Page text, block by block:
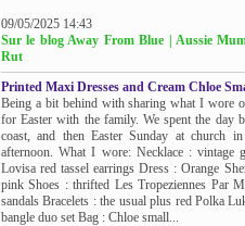
09/05/2025 14:43
Sur le blog Away From Blue | Aussie
Rut
Printed Maxi Dresses and Cream Chloe
Being a bit behind with sharing what I wore
for Easter with the family. We spent the day
coast, and then Easter Sunday at church
afternoon. What I wore: Necklace : vintage
Lovisa red tassel earrings Dress : Orange
pink Shoes : thrifted Les Tropeziennes Par
sandals Bracelets : the usual plus red Polka
bangle duo set Bag : Chloe small...